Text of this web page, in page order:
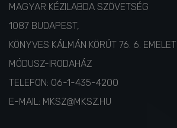
MAGYAR KÉZILABDA SZÖVETSÉG
1087 BUDAPEST,
KÖNYVES KÁLMÁN KÖRÚT 76. 6. EMELET
MÓDUSZ-IRODAHÁZ
TELEFON: 06-1-435-4200
E-MAIL: MKSZ@MKSZ.HU